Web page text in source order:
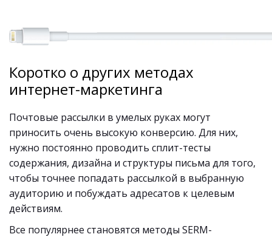
Коротко о других методах
интернет-маркетинга
Почтовые рассылки в умелых руках могут
приносить очень высокую конверсию. Для них,
нужно постоянно проводить сплит-тесты
содержания, дизайна и структуры письма для того,
чтобы точнее попадать рассылкой в выбранную
аудиторию и побуждать адресатов к целевым
действиям.
Все популярнее становятся методы SERM-